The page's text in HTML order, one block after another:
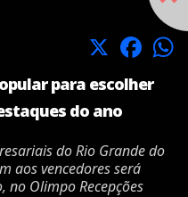
X Facebook
para escolher
do ano
do Rio Grande do
aos vencedores será
no Olimpo Recepções